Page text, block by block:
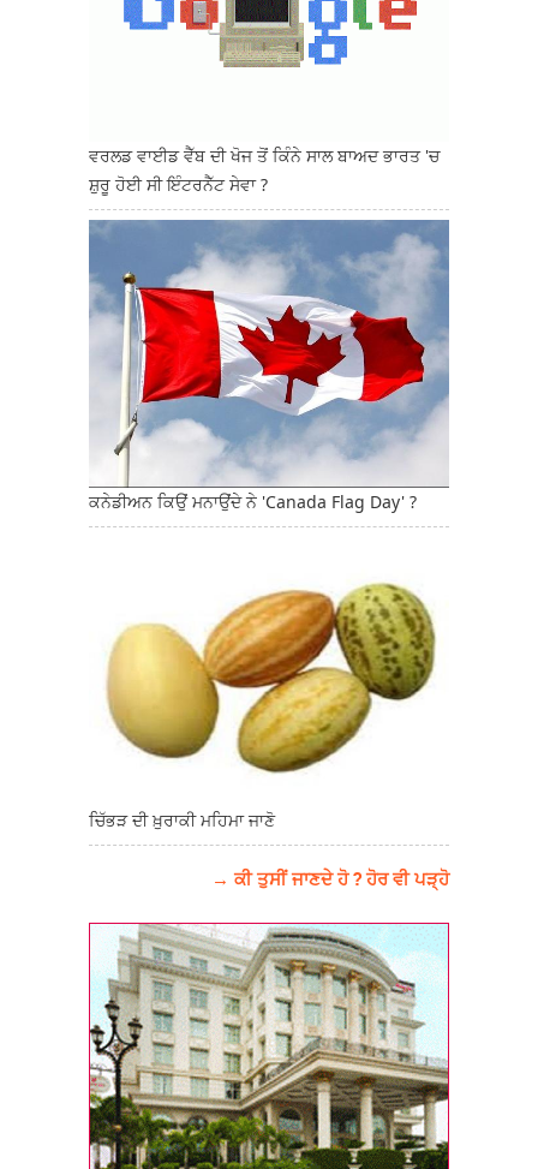
ਵਰਲਡ ਵਾਈਡ ਵੈੱਬ ਦੀ ਖੋਜ ਤੋਂ ਕਿੰਨੇ ਸਾਲ ਬਾਅਦ ਭਾਰਤ 'ਚ
ਸ਼ੁਰੂ ਹੋਈ ਸੀ ਇੰਟਰਨੈੱਟ ਸੇਵਾ ?
ਕਨੇਡੀਅਨ ਕਿਉਂ ਮਨਾਉਂਦੇ ਨੇ 'Canada Flag Day' ?
ਚਿੱਭੜ ਦੀ ਖ਼ੁਰਾਕੀ ਮਹਿਮਾ ਜਾਣੋ
→ ਕੀ ਤੁਸੀਂ ਜਾਣਦੇ ਹੋ ? ਹੋਰ ਵੀ ਪੜ੍ਹੋ